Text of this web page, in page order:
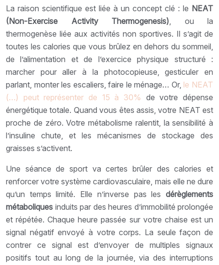
La raison scientifique est liée à un concept clé : le NEAT
(Non-Exercise Activity Thermogenesis), ou la
thermogenèse liée aux activités non sportives. Il s’agit de
toutes les calories que vous brûlez en dehors du sommeil,
de l’alimentation et de l’exercice physique structuré :
marcher pour aller à la photocopieuse, gesticuler en
parlant, monter les escaliers, faire le ménage… Or, le NEAT
(…) peut représenter de 15 à 30% de votre dépense
énergétique totale. Quand vous êtes assis, votre NEAT est
proche de zéro. Votre métabolisme ralentit, la sensibilité à
l’insuline chute, et les mécanismes de stockage des
graisses s’activent.
Une séance de sport va certes brûler des calories et
renforcer votre système cardiovasculaire, mais elle ne dure
qu’un temps limité. Elle n’inverse pas les dérèglements
métaboliques induits par des heures d’immobilité prolongée
et répétée. Chaque heure passée sur votre chaise est un
signal négatif envoyé à votre corps. La seule façon de
contrer ce signal est d’envoyer de multiples signaux
positifs tout au long de la journée, via des interruptions